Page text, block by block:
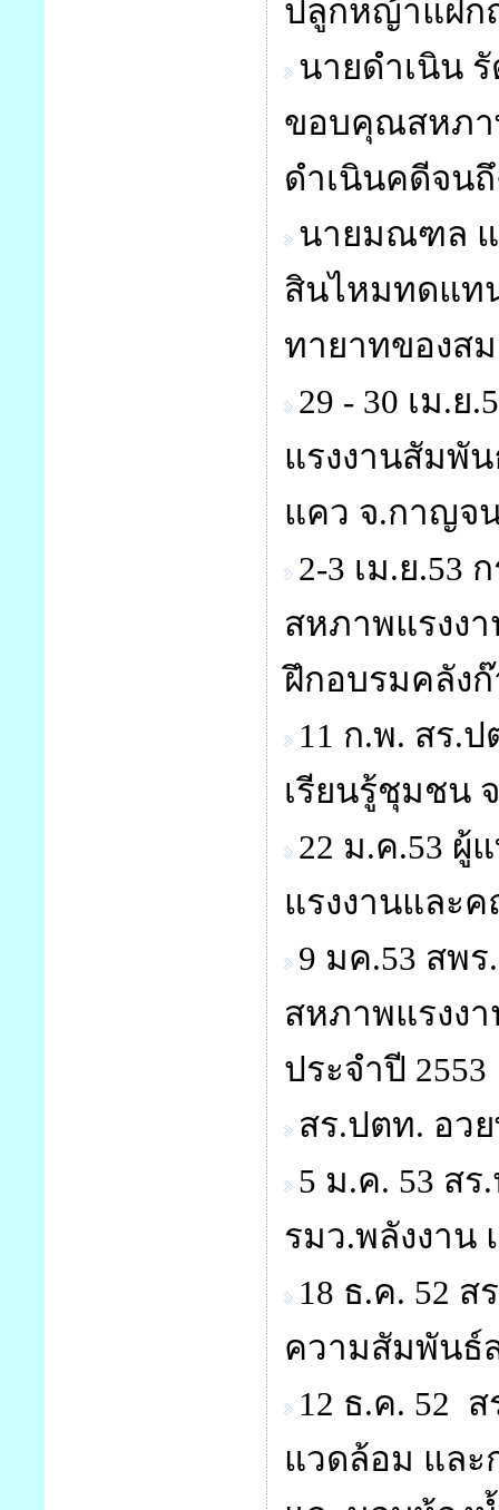
ปลูกหญ้าแฝก
นายดำเนิน
ขอบคุณสหภา
ดำเนินคดีจน
นายมณฑล แ
สินไหมทดแท
ทายาทของสม
29 - 30 เม.ย
แรงงานสัมพัน
แคว จ.กาญจ
2-3 เม.ย.53
สหภาพแรงง
ฝึกอบรมคลัง
11 ก.พ. สร.
เรียนรู้ชุมชน
22 ม.ค.53 ผู้
แรงงานและ
9 มค.53 สพ
สหภาพแรงง
ประจำปี 2553
สร.ปตท. อว
5 ม.ค. 53 ส
รมว.พลังงาน
18 ธ.ค. 52
ความสัมพันธ์
12 ธ.ค. 52
แวดล้อม และ